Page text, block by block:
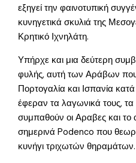
εξηγεί την φαινοτυπική
κυνηγετικά σκυλιά της
Κρητικό Ιχνηλάτη.
Υπήρχε και μια δεύτερη
φυλής, αυτή των Αράβων
Πορτογαλία και Ισπανία
έφεραν τα λαγωνικά τους,
συμπαθούν οι Αραβες και το
σημερινά Podenco που
κυνήγι τριχωτών θηραμάτων.